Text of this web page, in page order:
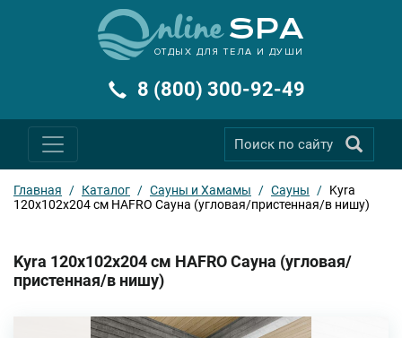
ОТДЫХ ДЛЯ ТЕЛА И ДУШИ
8 (800) 300-92-49
Главная / Каталог / Сауны и Хамамы / Сауны / Kyra
120x102x204 см HAFRO Сауна (угловая/пристенная/в нишу)
Kyra 120x102x204 см HAFRO Сауна (угловая/
пристенная/в нишу)